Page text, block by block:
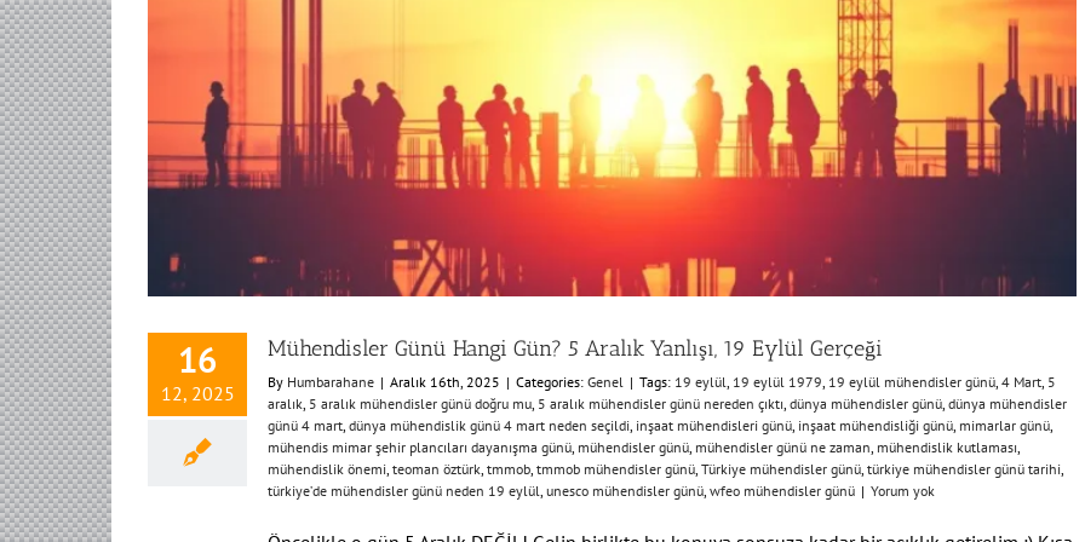
16
12, 2025
Mühendisler Günü Hangi Gün? 5 Aralık Yanlışı, 19 Eylül Gerçeği
By Humbarahane | Aralık 16th, 2025 | Categories: Genel | Tags: 19 eylül 19 eylül 1979 19 eylül mühendisler günü 4 Mart 5
aralık 5 aralık mühendisler günü doğru mu 5 aralık mühendisler günü nereden çıktı dünya mühendisler günü dünya mühendisler
günü 4 mart dünya mühendislik günü 4 mart neden seçildi inşaat mühendisleri günü inşaat mühendisliği günü mimarlar günü
mühendis mimar şehir plancıları dayanışma günü mühendisler günü mühendisler günü ne zaman mühendislik kutlaması
mühendislik önemi teoman öztürk tmmob tmmob mühendisler günü Türkiye mühendisler günü türkiye mühendisler günü tarihi
türkiye’de mühendisler günü neden 19 eylül unesco mühendisler günü wfeo mühendisler günü | Yorum yok